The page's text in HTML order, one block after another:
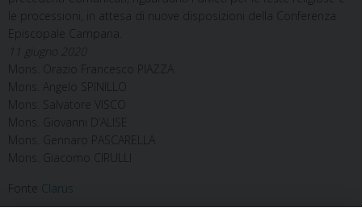
le processioni, in attesa di nuove disposizioni della Conferenza
Episcopale Campana.
11 giugno 2020
Mons. Orazio Francesco PIAZZA
Mons. Angelo SPINILLO
Mons. Salvatore VISCO
Mons. Giovanni D’ALISE
Mons. Gennaro PASCARELLA
Mons. Giacomo CIRULLI
Fonte Clarus